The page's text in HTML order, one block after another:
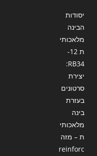
יסודות
הבינה
מלאכותי
ת 12-
RB34:
יצירת
סרטונים
בעזרת
בינה
מלאכותי
ת – מזה
reinforc